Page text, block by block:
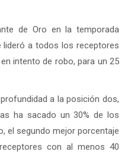
de Oro en la temporada
lideró a todos los receptores
intento de robo, para un 25
a la posición dos,
ha sacado un 30% de los
el segundo mejor porcentaje
con al menos 40